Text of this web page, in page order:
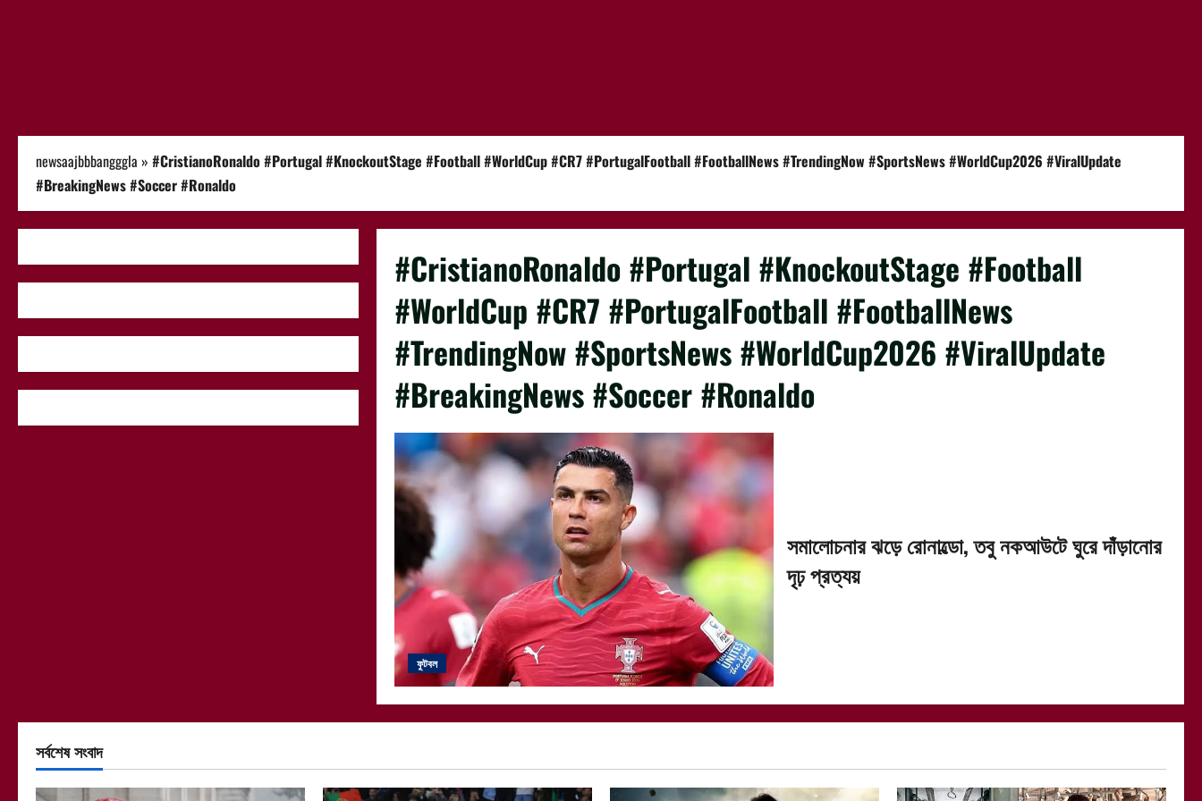
newsaajbbbangggla » #CristianoRonaldo #Portugal #KnockoutStage #Football #WorldCup #CR7 #PortugalFootball #FootballNews #TrendingNow #SportsNews #WorldCup2026 #ViralUpdate
#BreakingNews #Soccer #Ronaldo
#CristianoRonaldo #Portugal #KnockoutStage #Football
#WorldCup #CR7 #PortugalFootball #FootballNews
#TrendingNow #SportsNews #WorldCup2026 #ViralUpdate
#BreakingNews #Soccer #Ronaldo
ফুটবল
সমালোচনার ঝড়ে রোনাল্ডো, তবু নকআউটে ঘুরে দাঁড়ানোর
দৃঢ় প্রত্যয়
সর্বশেষ সংবাদ